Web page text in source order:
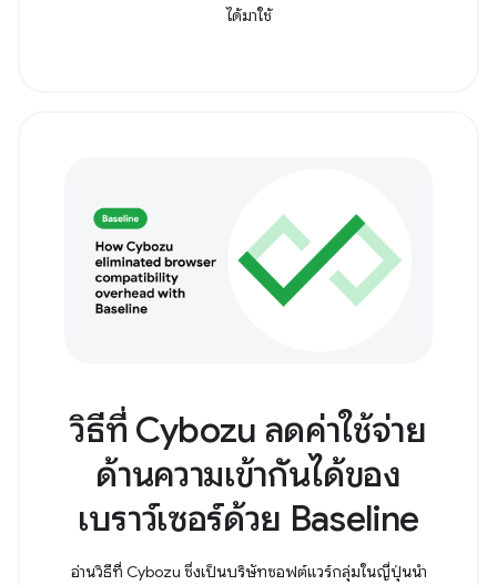
ได้มาใช้
วิธีที่ Cybozu ลดค่าใช้จ่าย
ด้านความเข้ากันได้ของ
เบราว์เซอร์ด้วย Baseline
อ่านวิธีที่ Cybozu ซึ่งเป็นบริษัทซอฟต์แวร์กลุ่มในญี่ปุ่นนำ